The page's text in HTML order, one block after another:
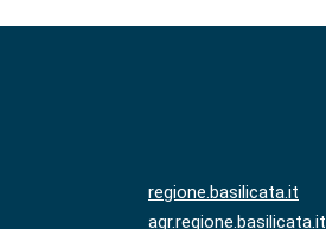
regione.basilicata.it
agr.regione.basilicata.it